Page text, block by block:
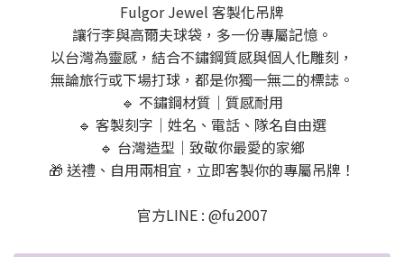
Fulgor Jewel 客製化吊牌
讓行李與高爾夫球袋，多一份專屬記憶。
以台灣為靈感，結合不鏽鋼質感與個人化雕刻，
無論旅行或下場打球，都是你獨一無二的標誌。
🔹 不鏽鋼材質｜質感耐用
🔹 客製刻字｜姓名、電話、隊名自由選
🔹 台灣造型｜致敬你最愛的家鄉
🎁 送禮、自用兩相宜，立即客製你的專屬吊牌！
官方LINE : @fu2007